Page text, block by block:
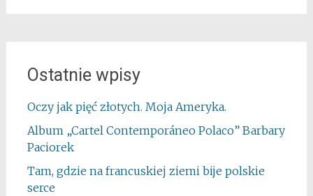
Ostatnie wpisy
Oczy jak pięć złotych. Moja Ameryka.
Album „Cartel Contemporáneo Polaco” Barbary
Paciorek
Tam, gdzie na francuskiej ziemi bije polskie
serce